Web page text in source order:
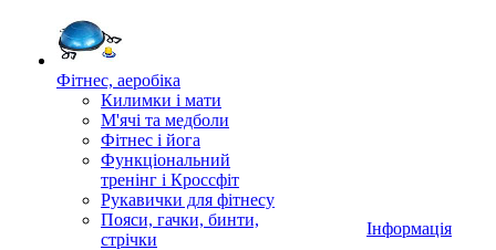
Фітнес, аеробіка
Килимки і мати
М'ячі та медболи
Фітнес і йога
Функціональний
тренінг і Кроссфіт
Рукавички для фітнесу
Пояси, гачки, бинти,
стрічки
Інформація